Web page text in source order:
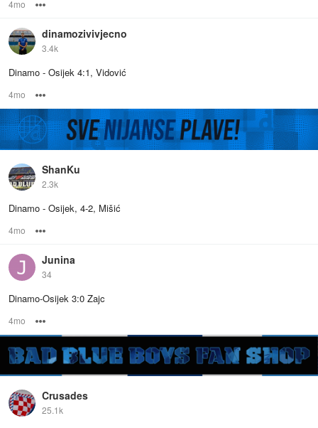
4mo
dinamozivivjecno
3.4k
Dinamo - Osijek 4:1, Vidović
4mo
ShanKu
2.3k
Dinamo - Osijek, 4-2, Mišić
4mo
Junina
34
Dinamo-Osijek 3:0 Zajc
4mo
Crusades
25.1k